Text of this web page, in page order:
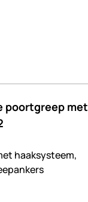
poortgreep met
haaksysteem,